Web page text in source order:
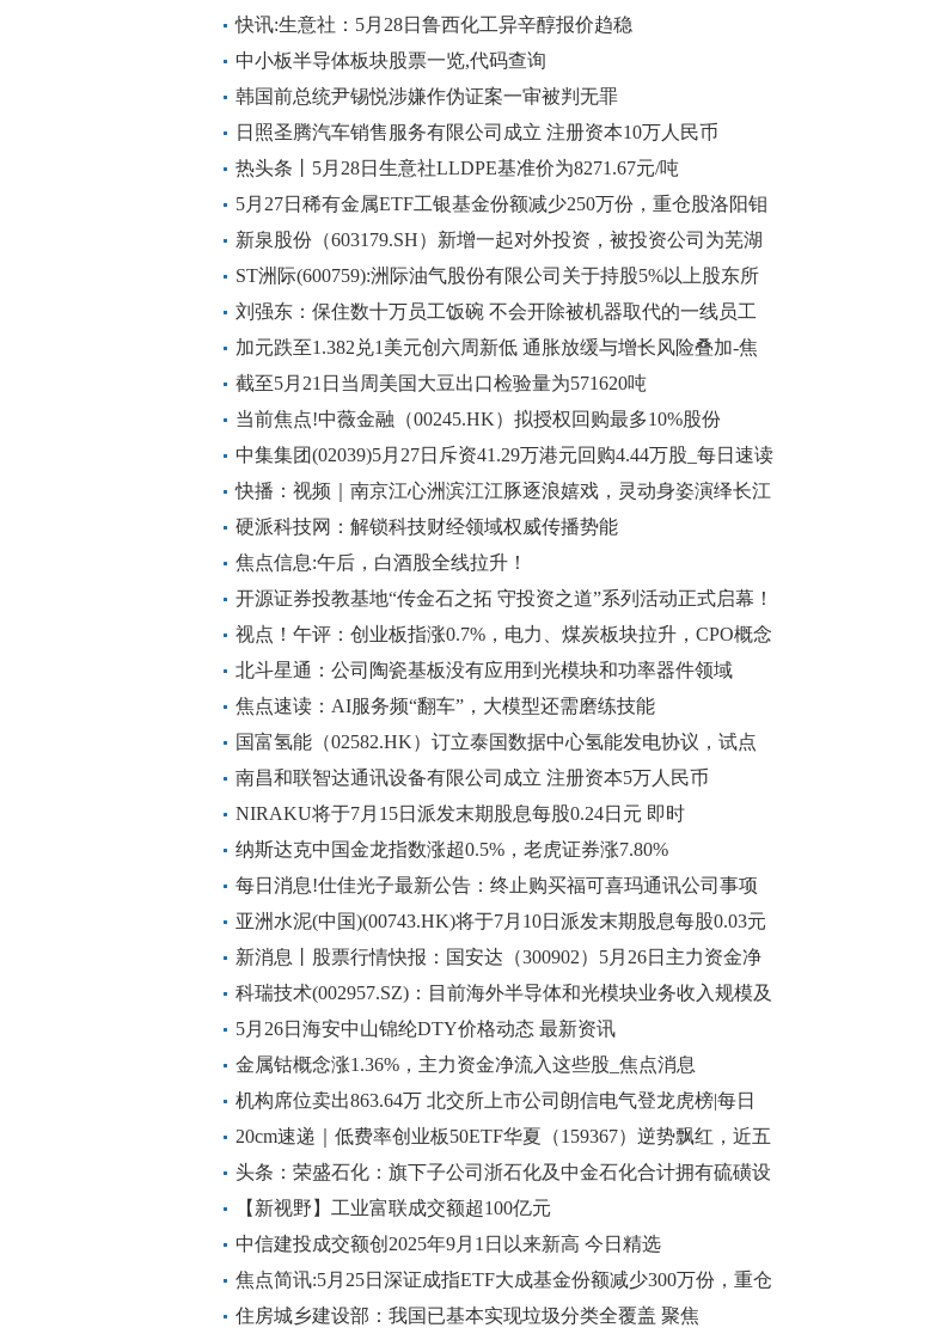
长任职资格 新视野
快讯:生意社：5月28日鲁西化工异辛醇报价趋稳
中小板半导体板块股票一览,代码查询
韩国前总统尹锡悦涉嫌作伪证案一审被判无罪
日照圣腾汽车销售服务有限公司成立 注册资本10万人民币
热头条丨5月28日生意社LLDPE基准价为8271.67元/吨
5月27日稀有金属ETF工银基金份额减少250万份，重仓股洛阳钼
业、北方稀土、盐湖股份
新泉股份（603179.SH）新增一起对外投资，被投资公司为芜湖
新泉座椅有限公司
ST洲际(600759):洲际油气股份有限公司关于持股5%以上股东所
持股份被司法拍卖的进展公告
刘强东：保住数十万员工饭碗 不会开除被机器取代的一线员工
加元跌至1.382兑1美元创六周新低 通胀放缓与增长风险叠加-焦
点日报
截至5月21日当周美国大豆出口检验量为571620吨
当前焦点!中薇金融（00245.HK）拟授权回购最多10%股份
中集集团(02039)5月27日斥资41.29万港元回购4.44万股_每日速读
快播：视频｜南京江心洲滨江江豚逐浪嬉戏，灵动身姿演绎长江
生态画卷
硬派科技网：解锁科技财经领域权威传播势能
焦点信息:午后，白酒股全线拉升！
开源证券投教基地“传金石之拓 守投资之道”系列活动正式启幕！
视点！午评：创业板指涨0.7%，电力、煤炭板块拉升，CPO概念
等活跃
北斗星通：公司陶瓷基板没有应用到光模块和功率器件领域
焦点速读：AI服务频“翻车”，大模型还需磨练技能
国富氢能（02582.HK）订立泰国数据中心氢能发电协议，试点
容量3.00MW
南昌和联智达通讯设备有限公司成立 注册资本5万人民币
NIRAKU将于7月15日派发末期股息每股0.24日元 即时
纳斯达克中国金龙指数涨超0.5%，老虎证券涨7.80%
每日消息!仕佳光子最新公告：终止购买福可喜玛通讯公司事项
亚洲水泥(中国)(00743.HK)将于7月10日派发末期股息每股0.03元
新消息丨股票行情快报：国安达（300902）5月26日主力资金净
卖出384.57万元
科瑞技术(002957.SZ)：目前海外半导体和光模块业务收入规模及
营收占比较小 焦点短讯
5月26日海安中山锦纶DTY价格动态 最新资讯
金属钴概念涨1.36%，主力资金净流入这些股_焦点消息
机构席位卖出863.64万 北交所上市公司朗信电气登龙虎榜|每日
热议
20cm速递｜低费率创业板50ETF华夏（159367）逆势飘红，近五
个交易日净流入401万元
头条：荣盛石化：旗下子公司浙石化及中金石化合计拥有硫磺设
计产能约121万吨/年
【新视野】工业富联成交额超100亿元
中信建投成交额创2025年9月1日以来新高 今日精选
焦点简讯:5月25日深证成指ETF大成基金份额减少300万份，重仓
股宁德时代、中际旭创、新易盛
住房城乡建设部：我国已基本实现垃圾分类全覆盖 聚焦